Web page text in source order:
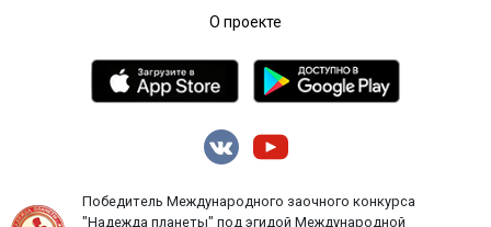
О проекте
Победитель Международного заочного конкурса
"Надежда планеты" под эгидой Международной